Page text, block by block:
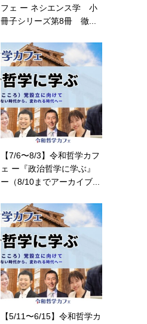
フェ ー ネシエンス学 小
冊子シリーズ第8冊 徹...
【7/6〜8/3】令和哲学カフ
ェ ー『政治哲学に学ぶ』
ー（8/10までアーカイブ...
【5/11〜6/15】令和哲学カ